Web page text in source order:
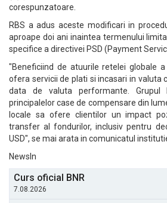
corespunzatoare.
RBS a adus aceste modificari in
aproape doi ani inaintea termenului
specifice a directivei PSD (Payment
"Beneficiind de atuurile retelei globale a
ofera servicii de plati si incasari in valuta
data de valuta performante. Grupul
principalelor case de compensare din
locale sa ofere clientilor un impact
transfer al fondurilor, inclusiv pentru
USD", se mai arata in comunicatul
NewsIn
Curs oficial BNR
7.08.2026